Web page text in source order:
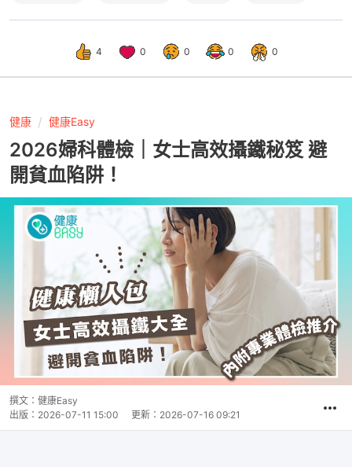
4 0 0 0 0
健康 健康Easy
2026婦科體檢｜女士高效攝鐵秘笈 避
開貧血陷阱！
撰文： 健康Easy
出版： 2026-07-11 15:00 更新： 2026-07-16 09:21